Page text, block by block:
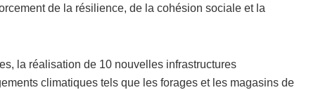
de la résilience, de la cohésion sociale et la
la réalisation de 10 nouvelles infrastructures
climatiques tels que les forages et les magasins de